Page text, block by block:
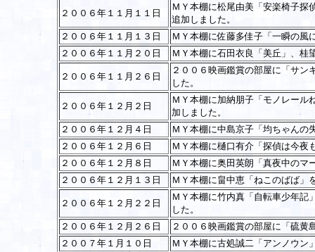
２００６年１１月１１日
ＭＹ本棚に松尾由美「安楽椅子
追加しました。
２００６年１１月１３日
ＭＹ本棚に佐藤多佳子「一瞬の
２００６年１１月２０日
ＭＹ本棚に石田衣良「美丘」、桂
２００６年１１月２６日
２００６映画鑑賞の部屋に「サ
した。
２００６年１２月２日
ＭＹ本棚に加納朋子「モノレー
加しました。
２００６年１２月４日
ＭＹ本棚に中島京子「均ちゃんの
２００６年１２月６日
ＭＹ本棚に樋口有介「探偵は今夜
２００６年１２月８日
ＭＹ本棚に奥田英朗「真夜中のマ
２００６年１２月１３日
ＭＹ本棚に畠中恵「ねこのばば」
２００６年１２月２２日
ＭＹ本棚に竹内真「自転車少年
した。
２００６年１２月２６日
２００６映画鑑賞の部屋に「硫黄
２００７年１月１０日
ＭＹ本棚に古処誠二「アンノウン